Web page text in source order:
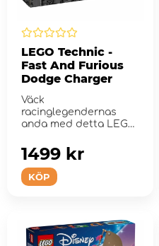
LEGO Technic -
Fast And Furious
Dodge Charger
Väck
racinglegendernas
anda med detta LEGO
KÖP
1499 kr